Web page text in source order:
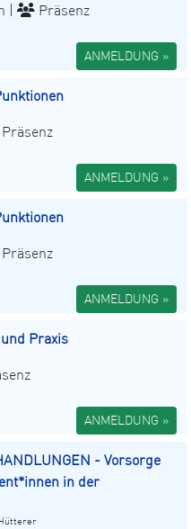
|
Präsenz
ANMELDUNG »
Präsenz
ANMELDUNG »
Präsenz
ANMELDUNG »
und Praxis
ANMELDUNG »
- Vorsorge
in der